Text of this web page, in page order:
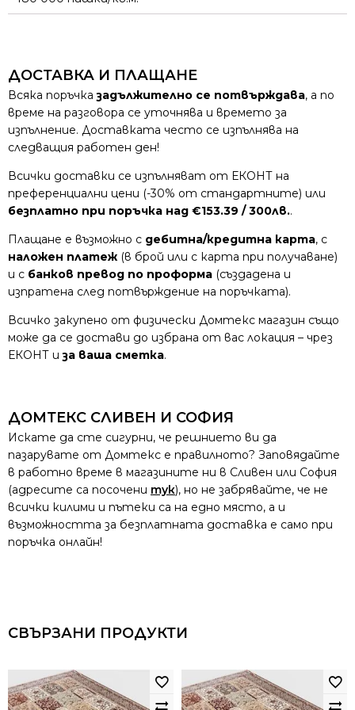
ДОСТАВКА И ПЛАЩАНЕ
Всяка поръчказадължително се потвърждава, а по
време на разговора се уточнява и времето за
изпълнение. Доставката често се изпълнява на
следващия работен ден!
Всички доставки се изпълняват от ЕКОНТ на
преференциални цени (-30% от стандартните) или
безплатно при поръчка над €153.39 / 300лв..
Плащане е възможно с дебитна/кредитна карта, с
наложен платеж (в брой или с карта при получаване)
и с банков превод по проформа (създадена и
изпратена след потвърждение на поръчката).
Всичко закупено от физически Домтекс магазин също
може да се достави до избрана от вас локация – чрез
ЕКОНТ иза ваша сметка.
ДОМТЕКС СЛИВЕН И СОФИЯ
Искате да сте сигурни, че решнието ви да
пазарувате от Домтекс е правилното? Заповядайте
в работно време в магазините ни в Сливен или София
(адресите са посочени тук), но не забрявайте, че не
всички килими и пътеки са на едно място, а и
възможността за безплатната доставка е само при
поръчка онлайн!
СВЪРЗАНИ ПРОДУКТИ